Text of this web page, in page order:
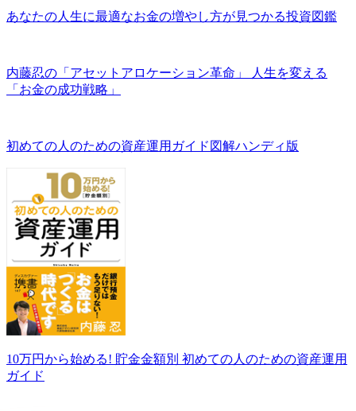
あなたの人生に最適なお金の増やし方が見つかる投資図鑑
内藤忍の「アセットアロケーション革命」 人生を変える
「お金の成功戦略」
初めての人のための資産運用ガイド図解ハンディ版
10万円から始める! 貯金金額別 初めての人のための資産運用
ガイド